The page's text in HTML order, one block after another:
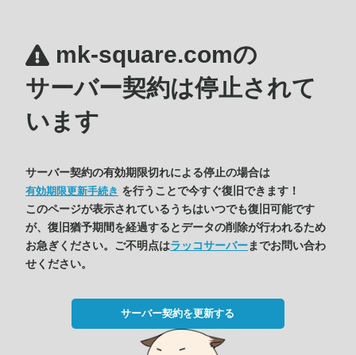
mk-square.comの
サーバー契約は停止されて
います
サーバー契約の有効期限切れによる停止の場合は
有効期限更新手続き を行うことで今すぐ復旧できます！
このページが表示されているうちはいつでも復旧可能です
が、復旧猶予期間を経過するとデータの削除が行われるため
お急ぎください。ご不明点はラッコサーバーまでお問い合わ
せください。
サーバー契約を更新する